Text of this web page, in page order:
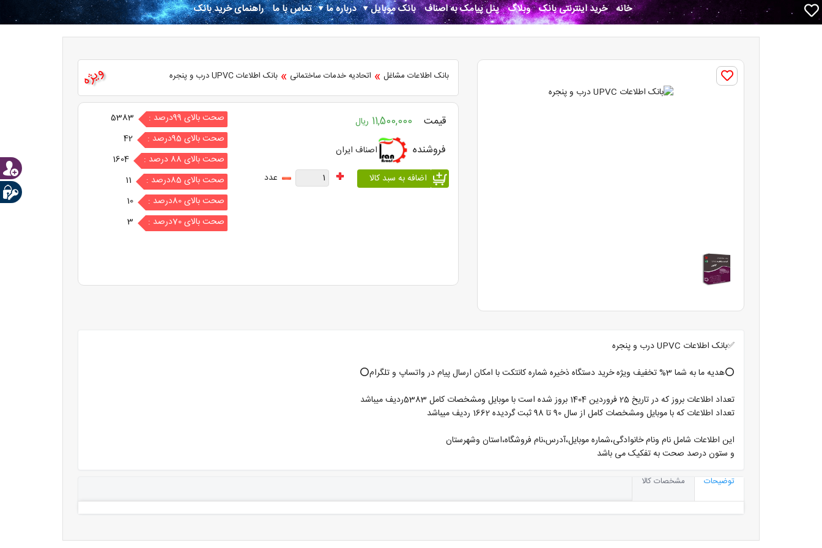
خانه خرید اینترنتی بانک وبلاگ پنل پیامک به اصناف بانک موبایل درباره ما تماس با ما راهنمای خرید بانک
ویژه بانک اطلاعات مشاغل » اتحادیه خدمات ساختمانی » بانک اطلاعات UPVC درب و پنجره
قیمت 11,500,000 ریال
فروشنده
اصناف ایران
عدد
صحت بالای 99درصد :
5383
صحت بالای 95درصد :
42
صحت بالای 88 درصد :
1604
صحت بالای 85درصد :
11
صحت بالای 80درصد :
10
صحت بالای 70درصد :
3
✅بانک اطلاعات UPVC درب و پنجره
⭕️هدیه ما به شما 3% تخفیف ویژه خرید دستگاه ذخیره شماره کانتکت با امکان ارسال پیام در واتساپ و تلگرام⭕️
تعداد اطلاعات بروز که در تاریخ 25 فروردین 1404 بروز شده است با موبایل ومشخصات کامل 5383ردیف میباشد
تعداد اطلاعات که با موبایل ومشخصات کامل از سال 90 تا 98 ثبت گردیده 1662 ردیف میباشد
این اطلاعات شامل نام ونام خانوادگی،شماره موبایل،آدرس،نام فروشگاه،استان وشهرستان
و ستون درصد صحت به تفکیک می باشد
توضیحات مشخصات کالا